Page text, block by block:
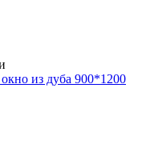
из дуба 900*1200